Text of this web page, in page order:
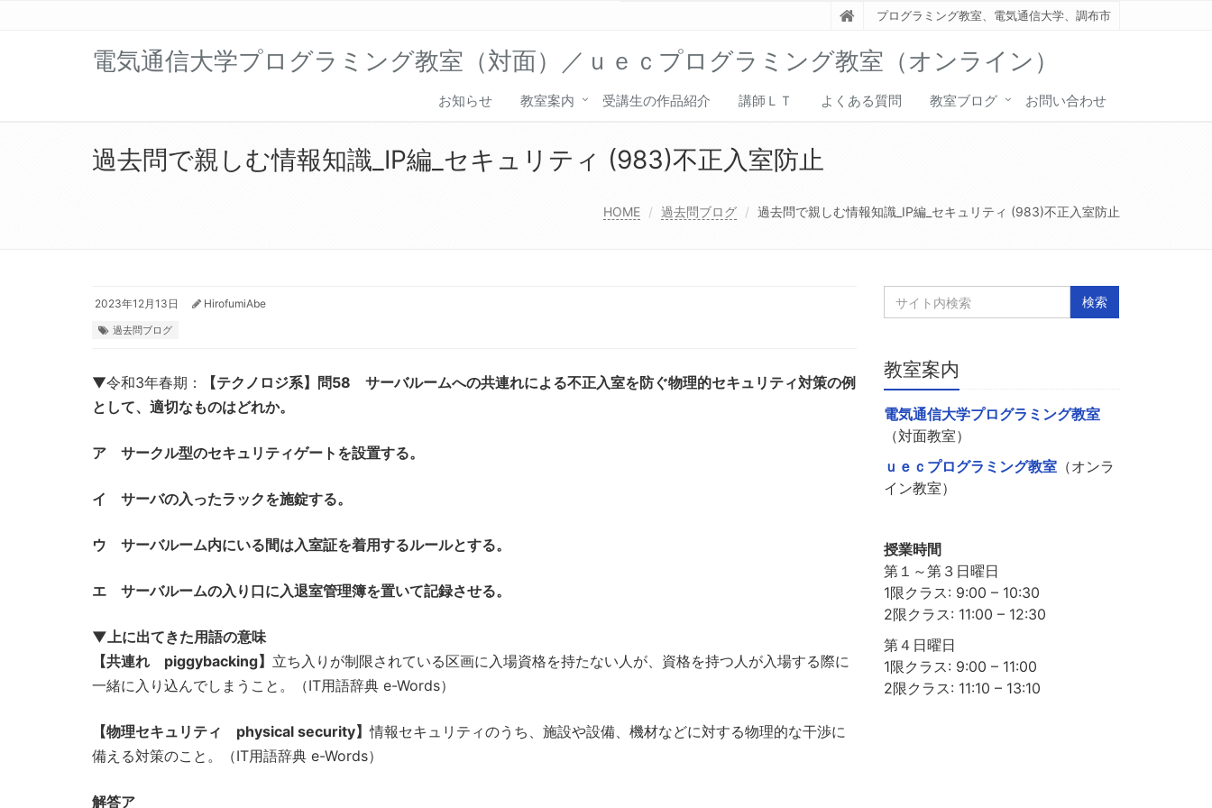
プログラミング教室、電気通信大学、調布市
電気通信大学プログラミング教室（対面）／ｕｅｃプログラミング教室（オンライン）
お知らせ 教室案内 受講生の作品紹介 講師ＬＴ よくある質問 教室ブログ お問い合わせ
過去問で親しむ情報知識_IP編_セキュリティ (983)不正入室防止
HOME 過去問ブログ 過去問で親しむ情報知識_IP編_セキュリティ (983)不正入室防止
2023年12月13日 HirofumiAbe
過去問ブログ
▼令和3年春期：
【テクノロジ系】問58 サーバルームへの共連れによる不正入室を防ぐ物理的セキュリティ対策の例
として、適切なものはどれか。
ア サークル型のセキュリティゲートを設置する。
イ サーバの入ったラックを施錠する。
ウ サーバルーム内にいる間は入室証を着用するルールとする。
エ サーバルームの入り口に入退室管理簿を置いて記録させる。
▼上に出てきた用語の意味
【共連れ piggybacking】 立ち入りが制限されている区画に入場資格を持たない人が、資格を持つ人が入場する際に
一緒に入り込んでしまうこと。（IT用語辞典 e-Words）
【物理セキュリティ physical security】情報セキュリティのうち、施設や設備、機材などに対する物理的な干渉に
備える対策のこと。（IT用語辞典 e-Words）
解答ア
教室案内
電気通信大学プログラミング教室
（対面教室）
ｕｅｃプログラミング教室（オンラ
イン教室）
授業時間
第１～第３日曜日
1限クラス: 9:00 – 10:30
2限クラス: 11:00 – 12:30
第４日曜日
1限クラス: 9:00 – 11:00
2限クラス: 11:10 – 13:10